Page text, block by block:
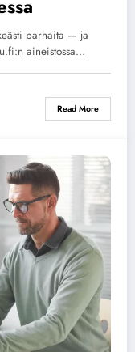
parhaita — ja
aineistossa…
Read More